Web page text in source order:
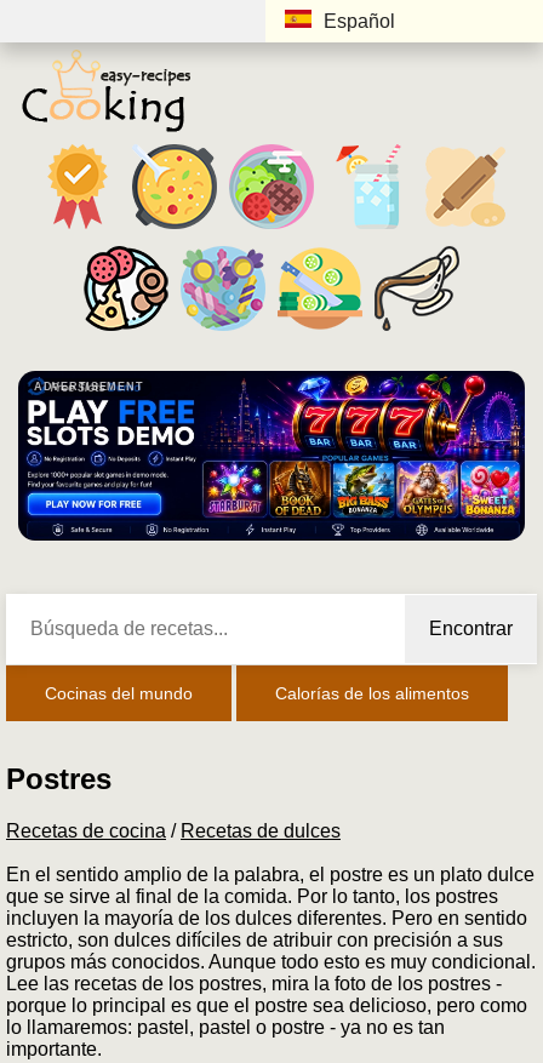
Español
ADVERTISEMENT
Encontrar
Cocinas del mundo Calorías de los alimentos
Postres
Recetas de cocina / Recetas de dulces
En el sentido amplio de la palabra, el postre es un plato dulce
que se sirve al final de la comida. Por lo tanto, los postres
incluyen la mayoría de los dulces diferentes. Pero en sentido
estricto, son dulces difíciles de atribuir con precisión a sus
grupos más conocidos. Aunque todo esto es muy condicional.
Lee las recetas de los postres, mira la foto de los postres -
porque lo principal es que el postre sea delicioso, pero como
lo llamaremos: pastel, pastel o postre - ya no es tan
importante.